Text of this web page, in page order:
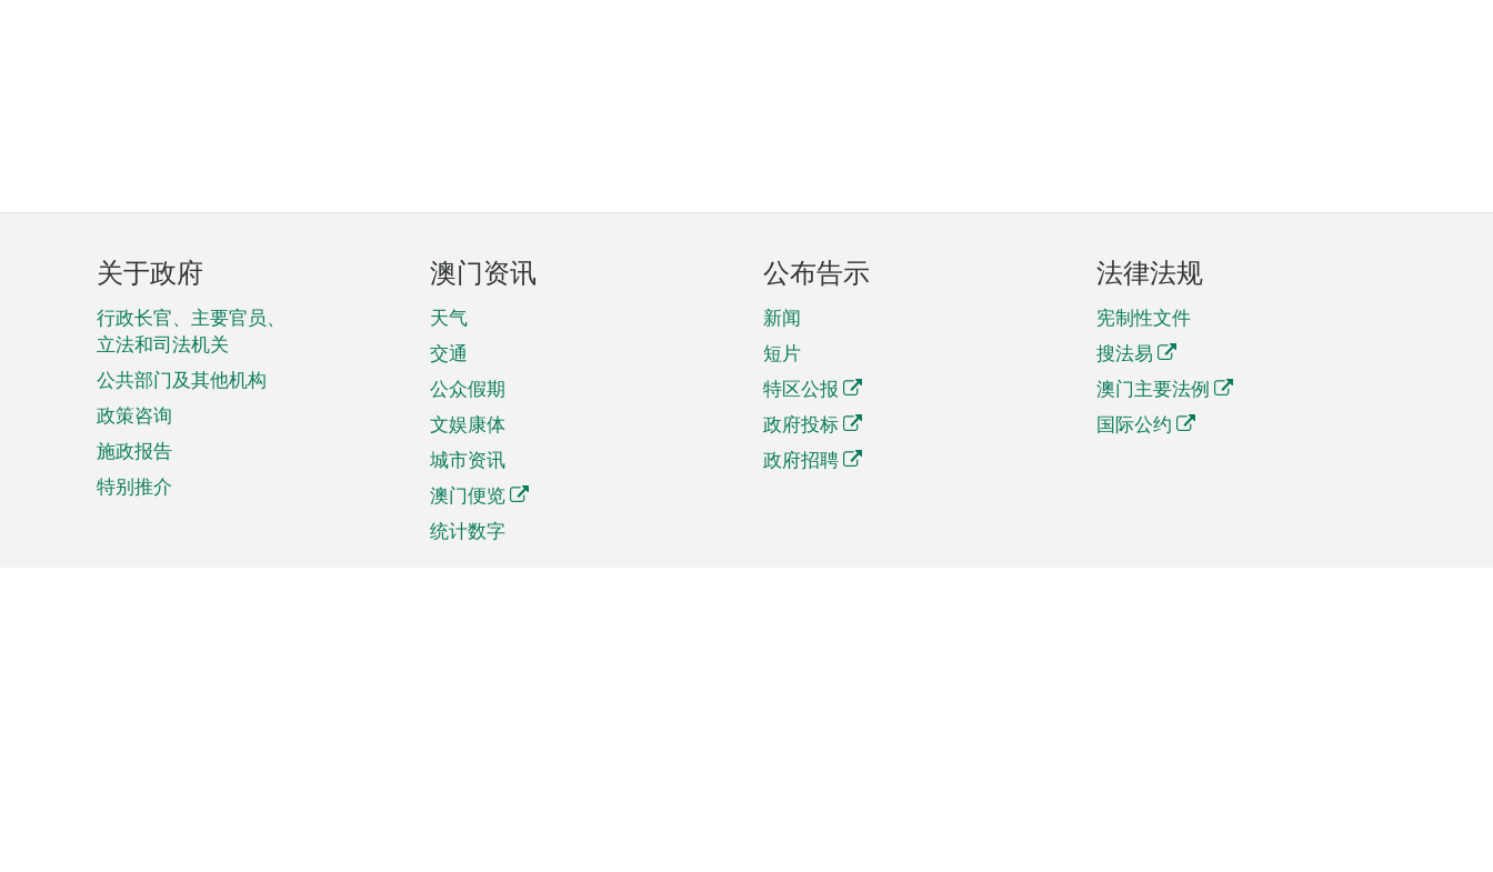
页
脚
菜
单
关于政府
行政长官、主要官员、
立法和司法机关
公共部门及其他机构
政策咨询
施政报告
特别推介
澳门资讯
天气
交通
公众假期
文娱康体
城市资讯
澳门便览
统计数字
公布告示
新闻
短片
特区公报
政府投标
政府招聘
法律法规
宪制性文件
搜法易
澳门主要法例
国际公约